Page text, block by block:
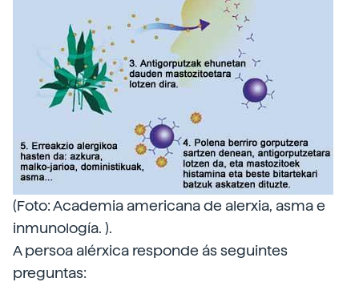
(Foto: Academia americana de alerxia, asma e
inmunología. ).
A persoa alérxica responde ás seguintes
preguntas: